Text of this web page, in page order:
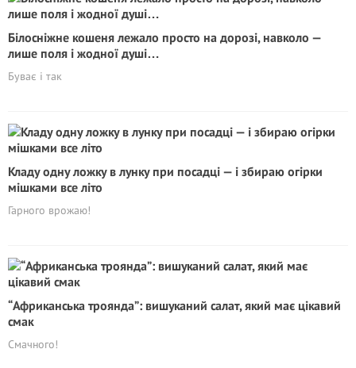
Білосніжне кошеня лежало просто на дорозі, навколо —
лише поля і жодної душі…
Буває і так
Кладу одну ложку в лунку при посадці — і збираю огірки
мішками все літо
Гарного врожаю!
“Африканська троянда”: вишуканий салат, який має цікавий
смак
Смачного!